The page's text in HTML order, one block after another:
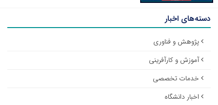
دسته‌های اخبار
پژوهش و فناوری
آموزش و کارآفرینی
خدمات تخصصی
اخبار دانشگاه